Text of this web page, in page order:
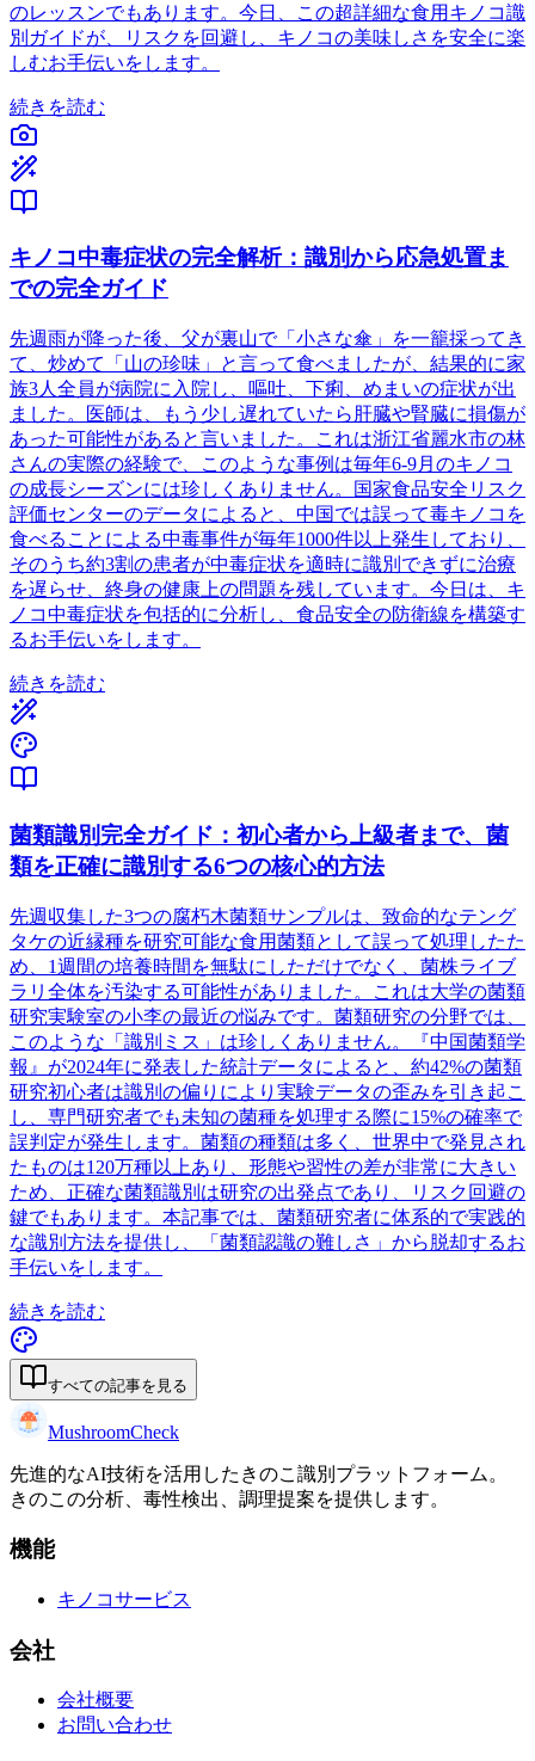
のレッスンでもあります。今日、この超詳細な食用キノコ識
別ガイドが、リスクを回避し、キノコの美味しさを安全に楽
しむお手伝いをします。
続きを読む
キノコ中毒症状の完全解析：識別から応急処置ま
での完全ガイド
先週雨が降った後、父が裏山で「小さな傘」を一籠採ってき
て、炒めて「山の珍味」と言って食べましたが、結果的に家
族3人全員が病院に入院し、嘔吐、下痢、めまいの症状が出
ました。医師は、もう少し遅れていたら肝臓や腎臓に損傷が
あった可能性があると言いました。これは浙江省麗水市の林
さんの実際の経験で、このような事例は毎年6-9月のキノコ
の成長シーズンには珍しくありません。国家食品安全リスク
評価センターのデータによると、中国では誤って毒キノコを
食べることによる中毒事件が毎年1000件以上発生しており、
そのうち約3割の患者が中毒症状を適時に識別できずに治療
を遅らせ、終身の健康上の問題を残しています。今日は、キ
ノコ中毒症状を包括的に分析し、食品安全の防衛線を構築す
るお手伝いをします。
続きを読む
菌類識別完全ガイド：初心者から上級者まで、菌
類を正確に識別する6つの核心的方法
先週収集した3つの腐朽木菌類サンプルは、致命的なテング
タケの近縁種を研究可能な食用菌類として誤って処理したた
め、1週間の培養時間を無駄にしただけでなく、菌株ライブ
ラリ全体を汚染する可能性がありました。これは大学の菌類
研究実験室の小李の最近の悩みです。菌類研究の分野では、
このような「識別ミス」は珍しくありません。『中国菌類学
報』が2024年に発表した統計データによると、約42%の菌類
研究初心者は識別の偏りにより実験データの歪みを引き起こ
し、専門研究者でも未知の菌種を処理する際に15%の確率で
誤判定が発生します。菌類の種類は多く、世界中で発見され
たものは120万種以上あり、形態や習性の差が非常に大きい
ため、正確な菌類識別は研究の出発点であり、リスク回避の
鍵でもあります。本記事では、菌類研究者に体系的で実践的
な識別方法を提供し、「菌類認識の難しさ」から脱却するお
手伝いをします。
続きを読む
すべての記事を見る
MushroomCheck
先進的なAI技術を活用したきのこ識別プラットフォーム。
きのこの分析、毒性検出、調理提案を提供します。
機能
キノコサービス
会社
会社概要
お問い合わせ